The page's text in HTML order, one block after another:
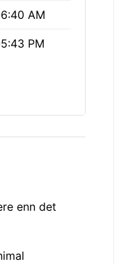
AM
PM
enn det